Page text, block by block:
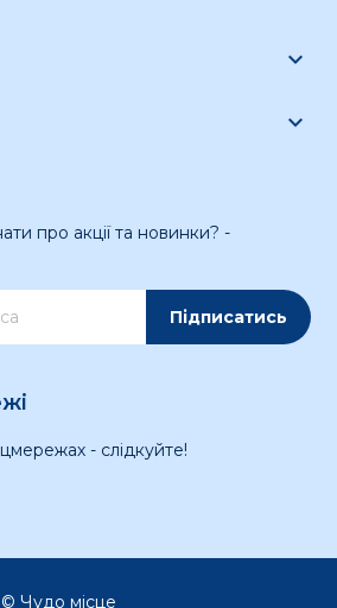


про акції та новинки? -
Підписатись
- слідкуйте!
Чудо місце